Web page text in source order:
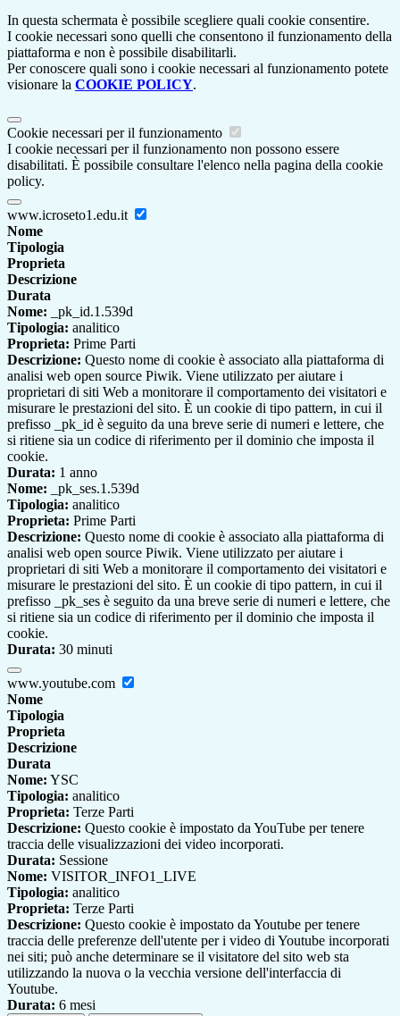
In questa schermata è possibile scegliere quali cookie consentire.
I cookie necessari sono quelli che consentono il funzionamento della
piattaforma e non è possibile disabilitarli.
Per conoscere quali sono i cookie necessari al funzionamento potete
visionare la COOKIE POLICY.
Cookie necessari per il funzionamento
I cookie necessari per il funzionamento non possono essere
disabilitati. È possibile consultare l'elenco nella pagina della cookie
policy.
www.icroseto1.edu.it
Nome
Tipologia
Proprieta
Descrizione
Durata
Nome: _pk_id.1.539d
Tipologia: analitico
Proprieta: Prime Parti
Descrizione: Questo nome di cookie è associato alla piattaforma di
analisi web open source Piwik. Viene utilizzato per aiutare i
proprietari di siti Web a monitorare il comportamento dei visitatori e
misurare le prestazioni del sito. È un cookie di tipo pattern, in cui il
prefisso _pk_id è seguito da una breve serie di numeri e lettere, che
si ritiene sia un codice di riferimento per il dominio che imposta il
cookie.
Durata: 1 anno
Nome: _pk_ses.1.539d
Tipologia: analitico
Proprieta: Prime Parti
Descrizione: Questo nome di cookie è associato alla piattaforma di
analisi web open source Piwik. Viene utilizzato per aiutare i
proprietari di siti Web a monitorare il comportamento dei visitatori e
misurare le prestazioni del sito. È un cookie di tipo pattern, in cui il
prefisso _pk_ses è seguito da una breve serie di numeri e lettere, che
si ritiene sia un codice di riferimento per il dominio che imposta il
cookie.
Durata: 30 minuti
www.youtube.com
Nome
Tipologia
Proprieta
Descrizione
Durata
Nome: YSC
Tipologia: analitico
Proprieta: Terze Parti
Descrizione: Questo cookie è impostato da YouTube per tenere
traccia delle visualizzazioni dei video incorporati.
Durata: Sessione
Nome: VISITOR_INFO1_LIVE
Tipologia: analitico
Proprieta: Terze Parti
Descrizione: Questo cookie è impostato da Youtube per tenere
traccia delle preferenze dell'utente per i video di Youtube incorporati
nei siti; può anche determinare se il visitatore del sito web sta
utilizzando la nuova o la vecchia versione dell'interfaccia di
Youtube.
Durata: 6 mesi